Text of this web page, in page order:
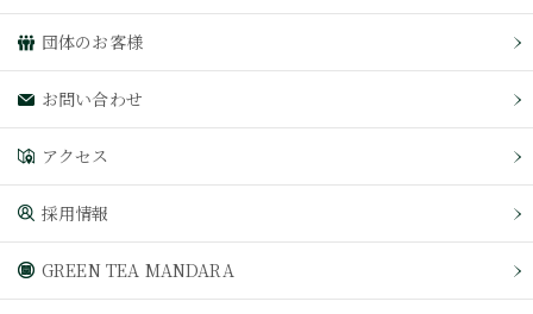
団体のお客様
お問い合わせ
アクセス
採用情報
GREEN TEA MANDARA